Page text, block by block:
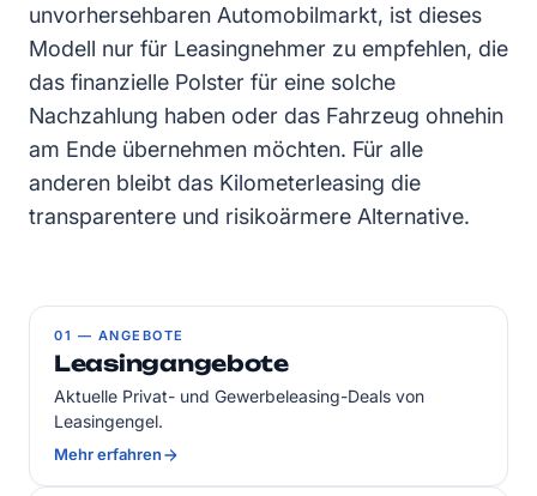
unvorhersehbaren Automobilmarkt, ist dieses
Modell nur für Leasingnehmer zu empfehlen, die
das finanzielle Polster für eine solche
Nachzahlung haben oder das Fahrzeug ohnehin
am Ende übernehmen möchten. Für alle
anderen bleibt das Kilometerleasing die
transparentere und risikoärmere Alternative.
01 — ANGEBOTE
Leasingangebote
Aktuelle Privat- und Gewerbeleasing-Deals von
Leasingengel.
Mehr erfahren